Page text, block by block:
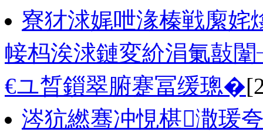
寮犲浗娓呭湪榛戦緳姹
帹杩涘浗鏈変紒涓氭敼
€ユ晳鎻翠腑蹇冨缓璁�
涔犺繎骞冲悓椹潵瑗